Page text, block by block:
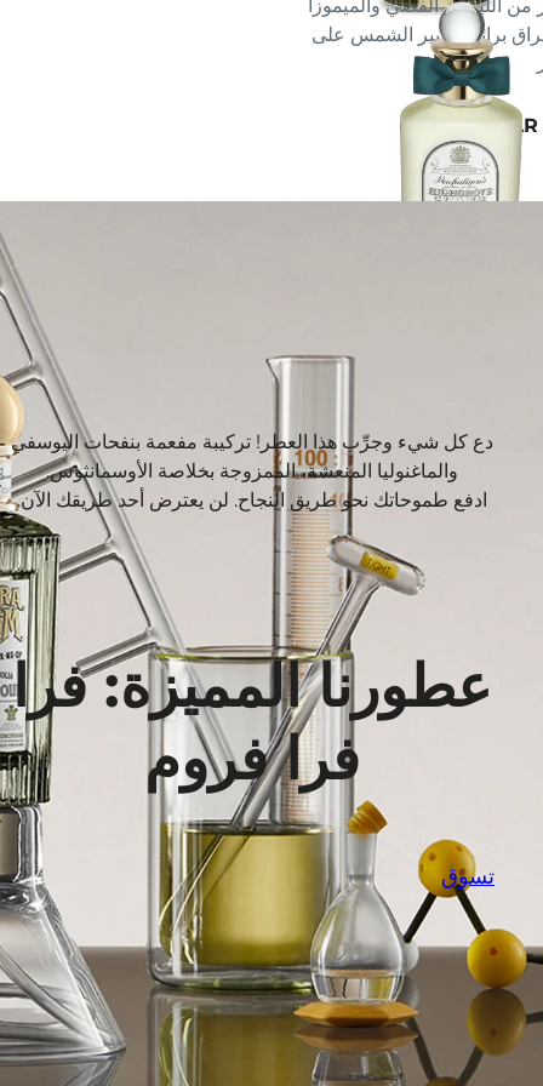
من الليمون الفضي والميموزا
برائحة عبير الشمس على
100 مل
عطورنا المميزة: فرا
فرا فروم
دع كل شيء وجرِّب هذا العطر! تركيبة مفعمة بنفحات اليوسفي
والماغنوليا المنعشة، الممزوجة بخلاصة الأوسمانثوس.
ادفع طموحاتك نحو طريق النجاح. لن يعترض أحد طريقك الآن.
تسوق